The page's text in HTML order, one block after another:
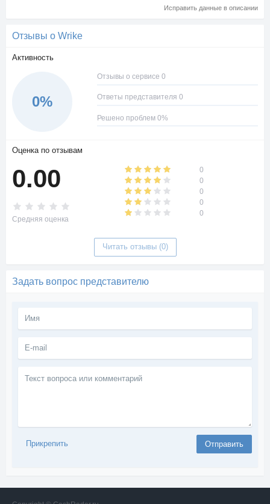
Исправить данные в описании
Отзывы о Wrike
Активность
0%
Отзывы о сервисе 0
Ответы представителя 0
Решено проблем 0%
Оценка по отзывам
0.00
Средняя оценка
0
0
0
0
0
Читать отзывы (0)
Задать вопрос представителю
вопроса
Отправить
Прикрепить